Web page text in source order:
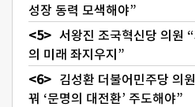
성장 동력 모색해야”
서왕진 조국혁신당 의원
의 미래 좌지우지”
김성환 더불어민주당 의
꿔 ‘문명의 대전환’ 주도해야”